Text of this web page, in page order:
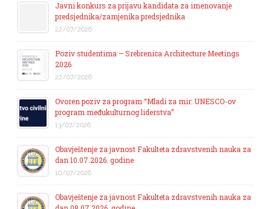
Javni konkurs za prijavu kandidata za imenovanje
predsjednika/zamjenika predsjednika
22/07/2026
Poziv studentima – Srebrenica Architecture Meetings
2026
22/07/2026
Ovoren poziv za program “Mladi za mir: UNESCO-ov
program međukulturnog liderstva”
13/07/2026
Obavještenje za javnost Fakulteta zdravstvenih nauka za
dan 10.07.2026. godine
10/07/2026
Obavještenje za javnost Fakulteta zdravstvenih nauka za